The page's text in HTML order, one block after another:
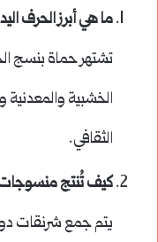
ما هي أبرز الحرف
تشتهر حماة بنسج
الخشبية
الثقافي.
كيف تُنتج منسوجات
يتم جمع شرنقات